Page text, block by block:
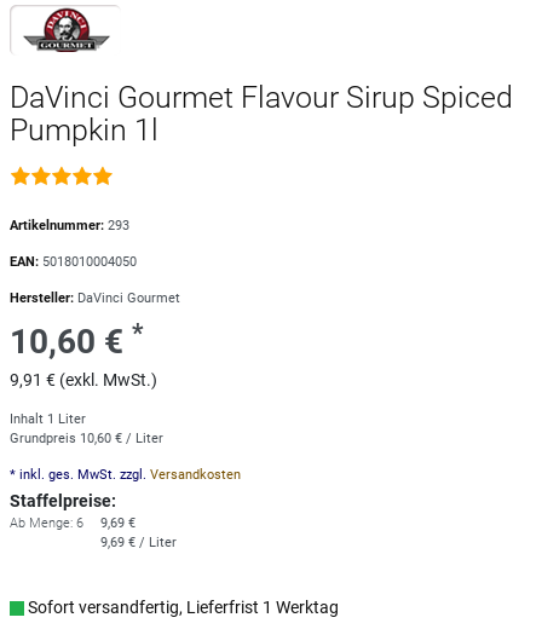
DaVinci Gourmet Flavour Sirup Spiced
Pumpkin 1l
Artikelnummer: 293
EAN: 5018010004050
Hersteller: DaVinci Gourmet
10,60 € *
9,91 € (exkl. MwSt.)
Inhalt 1
Liter
Grundpreis 10,60 € / Liter
* inkl. ges. MwSt. zzgl. Versandkosten
Staffelpreise:
Ab Menge: 6
9,69 €
9,69 € / Liter
Sofort versandfertig, Lieferfrist 1 Werktag